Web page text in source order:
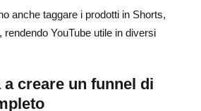
anche taggare i prodotti in Shorts,
YouTube utile in diversi
a creare un funnel di